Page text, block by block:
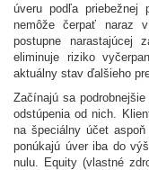
úveru podľa priebežnej
nemôže čerpať naraz
postupne narastajúcej
eliminuje riziko
aktuálny stav ďalšieho
Začínajú sa
odstúpenia od nich.
na špeciálny účet
ponúkajú úver iba do
nulu. Equity (vlastné